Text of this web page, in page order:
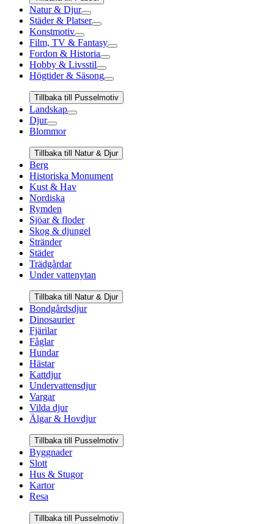
Natur & Djur
Städer & Platser
Konstmotiv
Film, TV & Fantasy
Fordon & Historia
Hobby & Livsstil
Högtider & Säsong
Tillbaka till Pusselmotiv
Landskap
Djur
Blommor
Tillbaka till Natur & Djur
Berg
Historiska Monument
Kust & Hav
Nordiska
Rymden
Sjöar & floder
Skog & djungel
Stränder
Städer
Trädgårdar
Under vattenytan
Tillbaka till Natur & Djur
Bondgårdsdjur
Dinosaurier
Fjärilar
Fåglar
Hundar
Hästar
Kattdjur
Undervattensdjur
Vargar
Vilda djur
Älgar & Hovdjur
Tillbaka till Pusselmotiv
Byggnader
Slott
Hus & Stugor
Kartor
Resa
Tillbaka till Pusselmotiv